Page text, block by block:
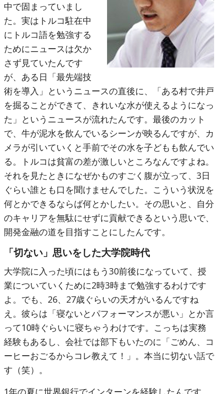
中で固まっていまし
た。実はトルコ駐在中
にトルコ語を勉強する
ためにニュースは欠か
さず見ていたんです
が、ある日「最先端技
術を導入」というニュースの直後に、「ある村で井戸
を掘ることができて、きれいな水が使えるようになっ
た」というニュースが流れたんです。最後のカット
で、牛が泥水を飲んでいるシーンが映るんですが、カ
メラが引いていくと手前でその水を子どもも飲んでい
る。トルコは貧富の差が激しいところなんですよね。
それを見たときになぜかものすごく腹が立って、3日
ぐらい誰とも口を聞けませんでした。こういう状況を
何とかできるならば何とかしたい。その思いと、自分
のキャリアを無駄にせずに貢献できるという思いで、
開発金融の道を目指すことにしたんです。
「切ない」思いをした大学院時代
大学院に入った頃にはもう30前後になっていて、授
業についていくために2時3時まで勉強するわけです
よ。でも、26、27歳ぐらいの天才がいるんですね
え。彼らは「寝ないとパフォーマンスが悪い」とか言
って10時ぐらいに寝ちゃうわけです。こっちは実務
経験もあるし、会社では部下もいたのに「ごめん、コ
ーヒーおごるからコレ教えて！」。本当に切ない話で
す（笑）。
1年の夏に世界銀行でインターンを経験したんです